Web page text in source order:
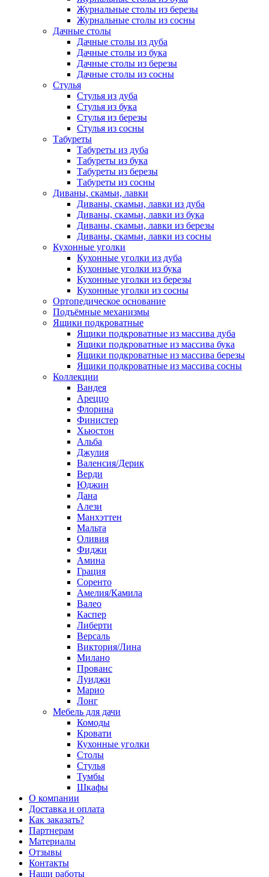
Журнальные столы из березы
Журнальные столы из сосны
Дачные столы
Дачные столы из дуба
Дачные столы из бука
Дачные столы из березы
Дачные столы из сосны
Стулья
Стулья из дуба
Стулья из бука
Стулья из березы
Стулья из сосны
Табуреты
Табуреты из дуба
Табуреты из бука
Табуреты из березы
Табуреты из сосны
Диваны, скамьи, лавки
Диваны, скамьи, лавки из дуба
Диваны, скамьи, лавки из бука
Диваны, скамьи, лавки из березы
Диваны, скамьи, лавки из сосны
Кухонные уголки
Кухонные уголки из дуба
Кухонные уголки из бука
Кухонные уголки из березы
Кухонные уголки из сосны
Ортопедическое основание
Подъёмные механизмы
Ящики подкроватные
Ящики подкроватные из массива дуба
Ящики подкроватные из массива бука
Ящики подкроватные из массива березы
Ящики подкроватные из массива сосны
Коллекции
Вандея
Ареццо
Флорина
Финистер
Хьюстон
Альба
Джулия
Валенсия/Дерик
Верди
Юджин
Дана
Алези
Манхэттен
Мальта
Оливия
Фиджи
Амина
Грация
Соренто
Амелия/Камила
Валео
Каспер
Либерти
Версаль
Виктория/Лина
Милано
Прованс
Луиджи
Марио
Лонг
Мебель для дачи
Комоды
Кровати
Кухонные уголки
Столы
Стулья
Тумбы
Шкафы
О компании
Доставка и оплата
Как заказать?
Партнерам
Материалы
Отзывы
Контакты
Наши работы